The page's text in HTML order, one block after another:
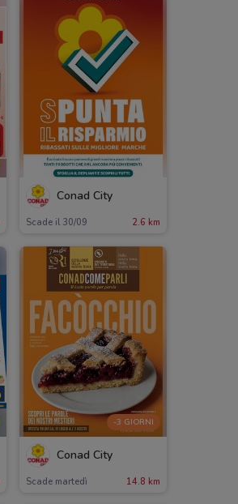
Conad City
Scade il 30/09 2.6 km
-3 GIORNI
Conad City
Scade martedì 14.8 km